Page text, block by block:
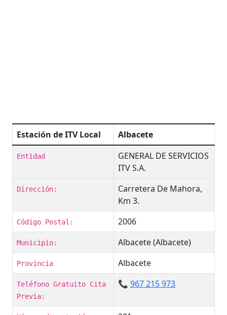
Estación de ITV Local Albacete
Entidad
GENERAL DE SERVICIOS
ITV S.A.
Dirección:
Carretera De Mahora,
Km 3.
Código Postal: 2006
Municipio: Albacete (Albacete)
Provincia Albacete
Teléfono Gratuito Cita
Previa:
📞 967 215 973